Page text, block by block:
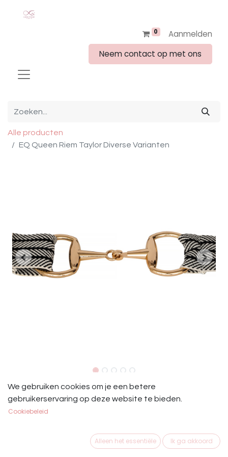
0
Aanmelden
Neem contact op met ons
Alle producten
EQ Queen Riem Taylor Diverse Varianten
EQ Queen Riem Taylor Diverse
Varianten
We gebruiken cookies om je een betere
gebruikerservaring op deze website te bieden.
Cookiebeleid
Alleen het essentiële Ik ga akkoord